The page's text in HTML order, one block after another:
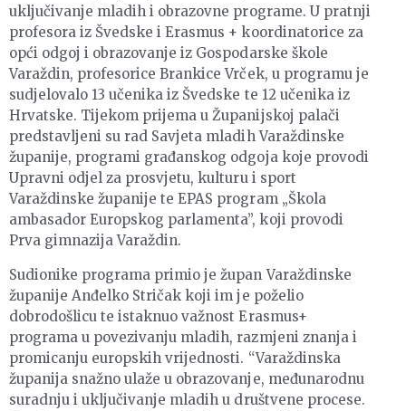
uključivanje mladih i obrazovne programe. U pratnji
profesora iz Švedske i Erasmus + koordinatorice za
opći odgoj i obrazovanje iz Gospodarske škole
Varaždin, profesorice Brankice Vrček, u programu je
sudjelovalo 13 učenika iz Švedske te 12 učenika iz
Hrvatske. Tijekom prijema u Županijskoj palači
predstavljeni su rad Savjeta mladih Varaždinske
županije, programi građanskog odgoja koje provodi
Upravni odjel za prosvjetu, kulturu i sport
Varaždinske županije te EPAS program „Škola
ambasador Europskog parlamenta”, koji provodi
Prva gimnazija Varaždin.
Sudionike programa primio je župan Varaždinske
županije Anđelko Stričak koji im je poželio
dobrodošlicu te istaknuo važnost Erasmus+
programa u povezivanju mladih, razmjeni znanja i
promicanju europskih vrijednosti. “Varaždinska
županija snažno ulaže u obrazovanje, međunarodnu
suradnju i uključivanje mladih u društvene procese.